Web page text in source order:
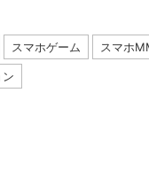
スマホゲーム スマホ
ン